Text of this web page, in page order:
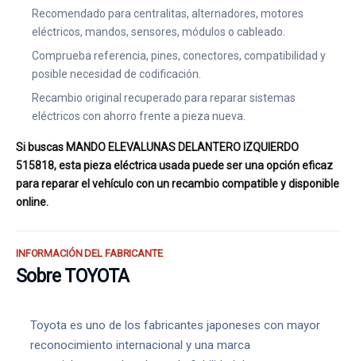
Recomendado para centralitas, alternadores, motores
eléctricos, mandos, sensores, módulos o cableado.
Comprueba referencia, pines, conectores, compatibilidad y
posible necesidad de codificación.
Recambio original recuperado para reparar sistemas
eléctricos con ahorro frente a pieza nueva.
Si buscas MANDO ELEVALUNAS DELANTERO IZQUIERDO
515818, esta pieza eléctrica usada puede ser una opción eficaz
para reparar el vehículo con un recambio compatible y disponible
online.
INFORMACIÓN DEL FABRICANTE
Sobre TOYOTA
Toyota es uno de los fabricantes japoneses con mayor
reconocimiento internacional y una marca